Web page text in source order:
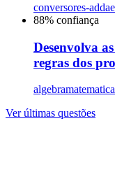
conversores-adda
88% confiança
Desenvolva
regras dos
algebramatematica
Ver últimas questões